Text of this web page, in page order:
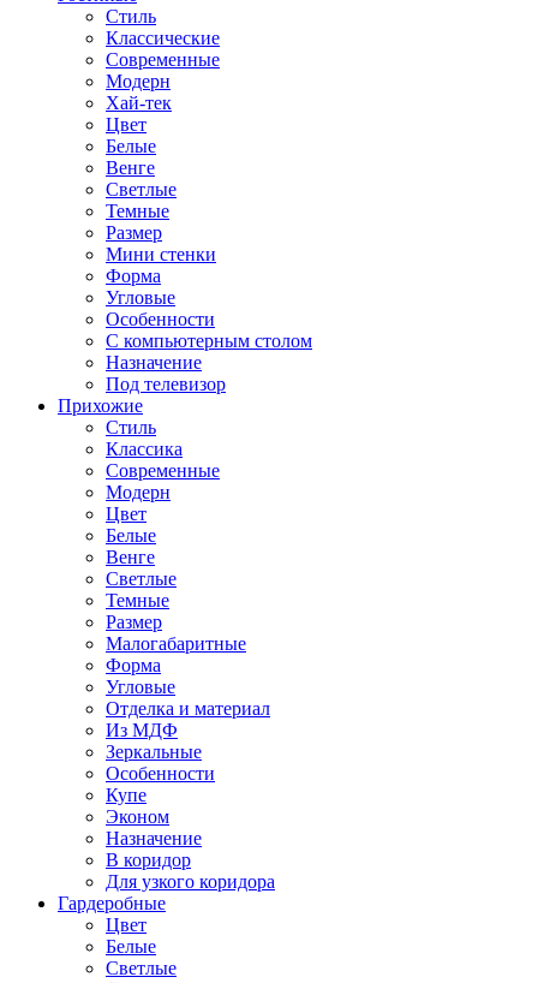
Стиль
Классические
Современные
Модерн
Хай-тек
Цвет
Белые
Венге
Светлые
Темные
Размер
Мини стенки
Форма
Угловые
Особенности
С компьютерным столом
Назначение
Под телевизор
Прихожие
Стиль
Классика
Современные
Модерн
Цвет
Белые
Венге
Светлые
Темные
Размер
Малогабаритные
Форма
Угловые
Отделка и материал
Из МДФ
Зеркальные
Особенности
Купе
Эконом
Назначение
В коридор
Для узкого коридора
Гардеробные
Цвет
Белые
Светлые